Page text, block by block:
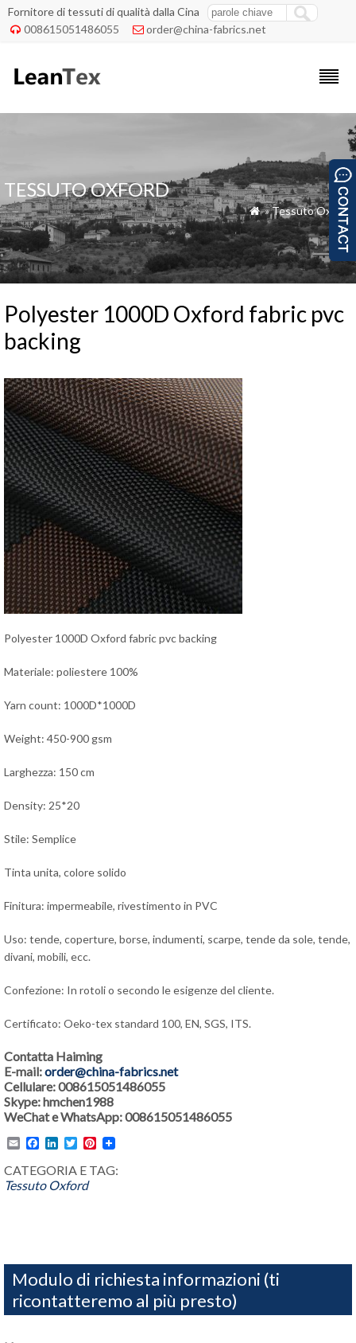
Fornitore di tessuti di qualità dalla Cina
 008615051486055  order@china-fabrics.net
TESSUTO OXFORD
 »Tessuto Oxford
Polyester 1000D Oxford fabric pvc
backing
Polyester 1000D Oxford fabric pvc backing
Materiale: poliestere 100%
Yarn count: 1000D*1000D
Weight: 450-900 gsm
Larghezza: 150 cm
Density: 25*20
Stile: Semplice
Tinta unita, colore solido
Finitura: impermeabile, rivestimento in PVC
Uso: tende, coperture, borse, indumenti, scarpe, tende da sole, tende,
divani, mobili, ecc.
Confezione: In rotoli o secondo le esigenze del cliente.
Certificato: Oeko-tex standard 100, EN, SGS, ITS.
Contatta Haiming
E-mail:order@china-fabrics.net
Cellulare: 008615051486055
Skype: hmchen1988
WeChat e WhatsApp: 008615051486055
EmailFacebook
LinkedIn
TwitterPinterest
CATEGORIA E TAG:
Tessuto Oxford
Modulo di richiesta informazioni (ti
ricontatteremo al più presto)